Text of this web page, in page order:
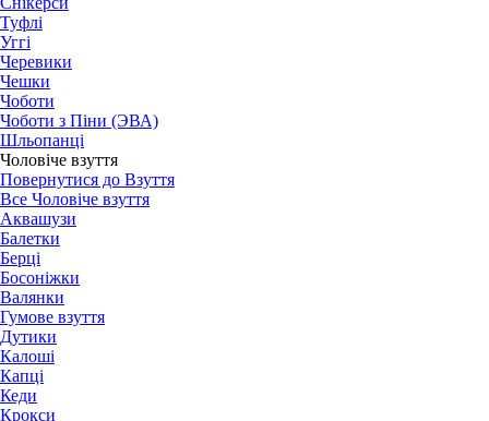
Туфлі
Уггі
Черевики
Чешки
Чоботи
Чоботи з Піни (ЭВА)
Шльопанці
Чоловіче взуття
Повернутися до Взуття
Все Чоловіче взуття
Аквашузи
Балетки
Берці
Босоніжки
Валянки
Гумове взуття
Дутики
Калоші
Капці
Кеди
Крокси